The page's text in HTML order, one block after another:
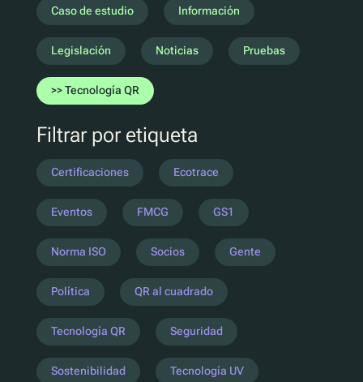
Datos EPR
Clasificación mejorada
Pellenc ST
Citeo
Ocado
Co-Op
Aldi
One Water
Entender la próxima legislación
PPWR
SB54
EPR
Caso de estudio Información
Legislación Noticias Pruebas
Tecnología QR
Filtrar por etiqueta
Certificaciones Ecotrace
Eventos FMCG GS1
Norma ISO Socios Gente
Política QR al cuadrado
Tecnología QR Seguridad
Sostenibilidad Tecnología UV